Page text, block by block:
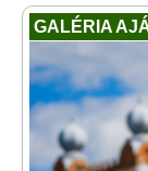
GALÉRIA